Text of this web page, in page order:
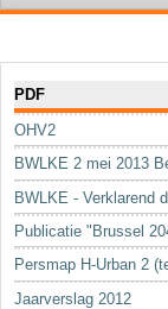
De spelregels
Stedenbouwkundige
Cartografie
Studies en publicaties
Sleutelwoorden
Stedenbouwkundige
PDF
OHV2
BWLKE 2 mei 2013
BWLKE - Verklarend
Publicatie "Brussel
Persmap H-Urban 2
Jaarverslag 2012